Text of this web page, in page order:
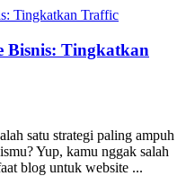
Bisnis: Tingkatkan
satu strategi paling ampuh
Yup, kamu nggak salah
blog untuk website ...